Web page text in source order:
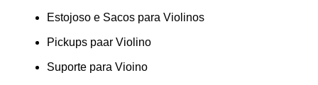
Estojoso e Sacos para Violinos
Pickups paar Violino
Suporte para Vioino